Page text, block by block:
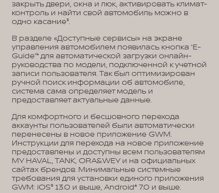
закрыть двери, окна и люк, активировать климат-
контроль и найти свой автомобиль можно в
одно касание³.
В разделе «Доступные сервисы» на экране
управления автомобилем появилась кнопка ‘E-
Guide’⁴ для автоматической загрузки онлайн-
руководства по модели, подключенной к учетной
записи пользователя. Так был оптимизирован
ручной поиск информации об автомобиле,
система сама определяет модель и
предоставляет актуальные данные.
Для комфортного и бесшовного перехода
аккаунты пользователей были автоматически
перенесены в новое приложение GWM.
Инструкции для перехода на новое приложение
предоставлены и доступны всем пользователям
MY HAVAL, TANK, ORA&WEY и на официальных
сайтах брендов. Минимальные системные
требования для установки единого приложения
GWM: iOS⁵ 13.0 и выше, Android⁶ 7.0 и выше.